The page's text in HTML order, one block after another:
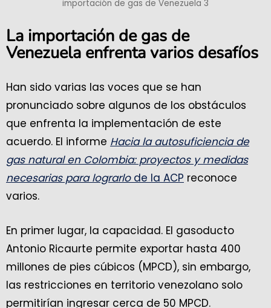
importación de gas de Venezuela 3
La importación de gas de
Venezuela enfrenta varios desafíos
Han sido varias las voces que se han
pronunciado sobre algunos de los obstáculos
que enfrenta la implementación de este
acuerdo. El informe Hacia la autosuficiencia de
gas natural en Colombia: proyectos y medidas
necesarias para lograrlo de la ACP reconoce
varios.
En primer lugar, la capacidad. El gasoducto
Antonio Ricaurte permite exportar hasta 400
millones de pies cúbicos (MPCD), sin embargo,
las restricciones en territorio venezolano solo
permitirían ingresar cerca de 50 MPCD.